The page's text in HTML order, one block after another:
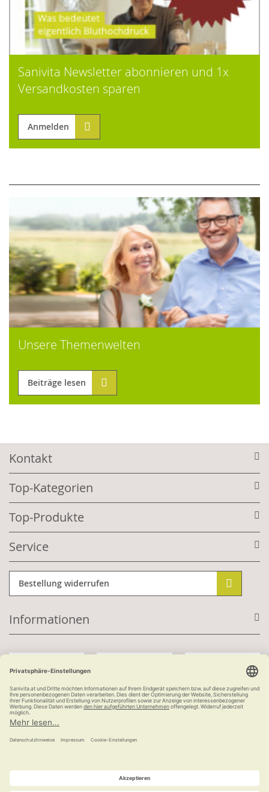
Sanivita Newsletter abonnieren und 1x
Versandkosten sparen
Anmelden
Unsere Themenwelten
Beiträge lesen
Kontakt
Top-Kategorien
Top-Produkte
Service
Bestellung widerrufen
Informationen
Kauf auf Rechnung
versandkostenfrei